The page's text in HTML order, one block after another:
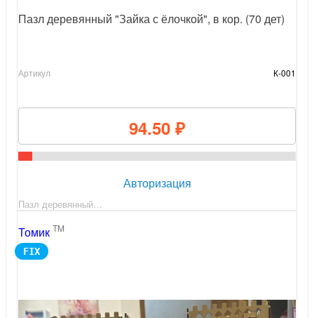
Пазл деревянный "Зайка с ёлочкой", в кор. (70 дет)
Артикул К-001
94.50 ₽
Авторизация
Пазл деревянный…
Томик TM
FIX